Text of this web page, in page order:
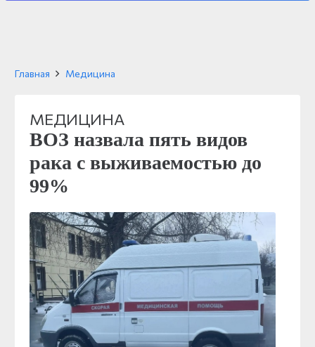
Главная Медицина
МЕДИЦИНА
ВОЗ назвала пять видов
рака с выживаемостью до
99%